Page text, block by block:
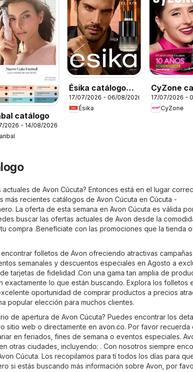
catálogo
2026 - 14/08/2026
Ésika catálogo
C11/2026
17/07/2026 - 06/08/2026
Ésika
CyZone
C11/2026
17/07/2026 -
CyZone
de Avon Cúcuta? Entonces está en el lugar
más recientes catálogos de Avon Cúcuta en Cúcuta -
La oferta de esta semana en Avon Cúcuta es válida
buscar las ofertas actuales de Avon desde la
compra .Benefíciate con las promociones que la tienda
folletos de Avon ofreciendo atractivas campañas
semanales y descuentos especiales en Agosto a
tarjetas de fidelidad .Con una gama tan amplia de
exactamente lo que están buscando. Explora los folletos
oportunidad de comprar productos a precios
popular elección para muchos clientes.
de apertura de Avon Cúcuta? Puedes encontrar los
sitio web o directamente en avon.co. Por favor recuerda
en feriados, fines de semana o eventos especiales.
otras ciudades, incluyendo: . Con nosotros siempre
Cúcuta. Los recopilamos para tí todos los días para
si estás buscando más información sobre Avon, por